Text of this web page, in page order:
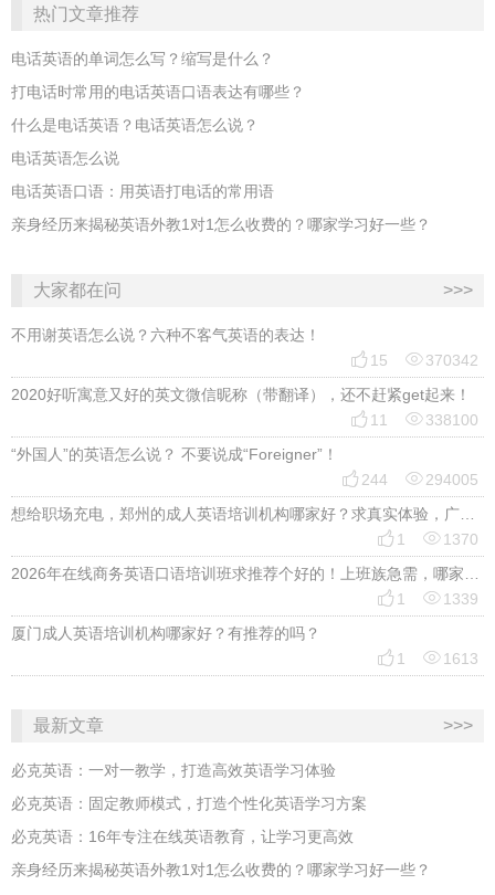
热门文章推荐
电话英语的单词怎么写？缩写是什么？
打电话时常用的电话英语口语表达有哪些？
什么是电话英语？电话英语怎么说？
电话英语怎么说
电话英语口语：用英语打电话的常用语
亲身经历来揭秘英语外教1对1怎么收费的？哪家学习好一些？
大家都在问 >>>
不用谢英语怎么说？六种不客气英语的表达！
 15 370342
2020好听寓意又好的英文微信昵称（带翻译），还不赶紧get起来！
 11 338100
“外国人”的英语怎么说？ 不要说成“Foreigner”！
 244 294005
想给职场充电，郑州的成人英语培训机构哪家好？求真实体验，广告勿扰，感谢！
 1 1370
2026年在线商务英语口语培训班求推荐个好的！上班族急需，哪家好？
 1 1339
厦门成人英语培训机构哪家好？有推荐的吗？
 1 1613
最新文章 >>>
必克英语：一对一教学，打造高效英语学习体验
必克英语：固定教师模式，打造个性化英语学习方案
必克英语：16年专注在线英语教育，让学习更高效
亲身经历来揭秘英语外教1对1怎么收费的？哪家学习好一些？